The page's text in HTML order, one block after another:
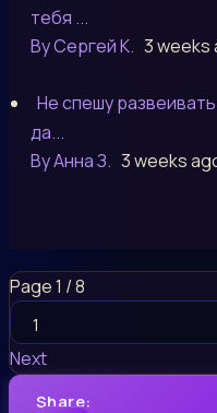
тебя ...
By Сергей К. 3 weeks
Не спешу
да...
By Анна З. 3 weeks
Page 1 / 8
Next
Share: